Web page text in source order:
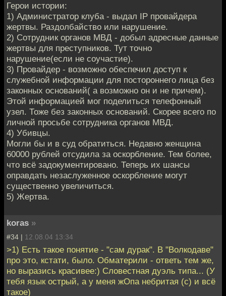
Герои истории:
1) Администратор клуба - выдал IP провайдера
жертвы. Раздолбайство или нарушение.
2) Сотрудник органов МВД - добыл адресные данные
жертвы для преступников. Тут точно
нарушение(если не соучастие).
3) Провайдер - возможно обеспечил доступ к
служебной информации для постороннего лица без
законных оснований( а возможно он и не причем).
Этой информацией мог поделиться телефонный
узел. Тоже без законных оснований. Скорее всего по
личной просьбе сотрудника органов МВД.
4) Убивцы.
Могли бы и в суд обратиться. Недавно женщина
60000 рублей отсудила за оскорбление. Тем более,
что всё задокументировано. Теперь их шансы
оправдать незаслуженное оскорбление могут
существенно увеличиться.
5) Жертва.
koras »
#34 | 12.08.04 13:34
>1) Есть такое понятие - "сам дурак". В "Волкодаве"
про это, кстати, было. Обматерили - ответь тем же,
но выразись красивее:) Словестная дуэль типа... (У
тебя язык острый, а у меня жОпа небритая (c) и всё
такое)